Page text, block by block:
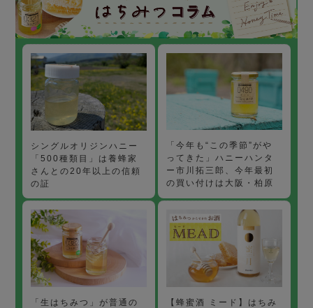
シングルオリジンハニー
「500種類目」は養蜂家
さんとの20年以上の信頼
の証
「今年も“この季節”がや
ってきた」ハニーハンタ
ー市川拓三郎、今年最初
の買い付けは大阪・柏原
「生はちみつ」が普通の
【蜂蜜酒 ミード】はちみ